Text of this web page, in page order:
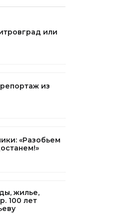
или
из
«Разобьем
жилье,
100 лет